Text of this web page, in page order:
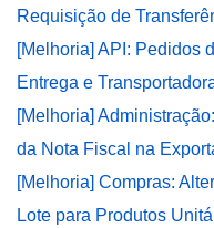
Requisição de
[Melhoria] API: Pedidos
Entrega e
[Melhoria]
da Nota Fiscal na
[Melhoria] Compras:
Lote para Produtos